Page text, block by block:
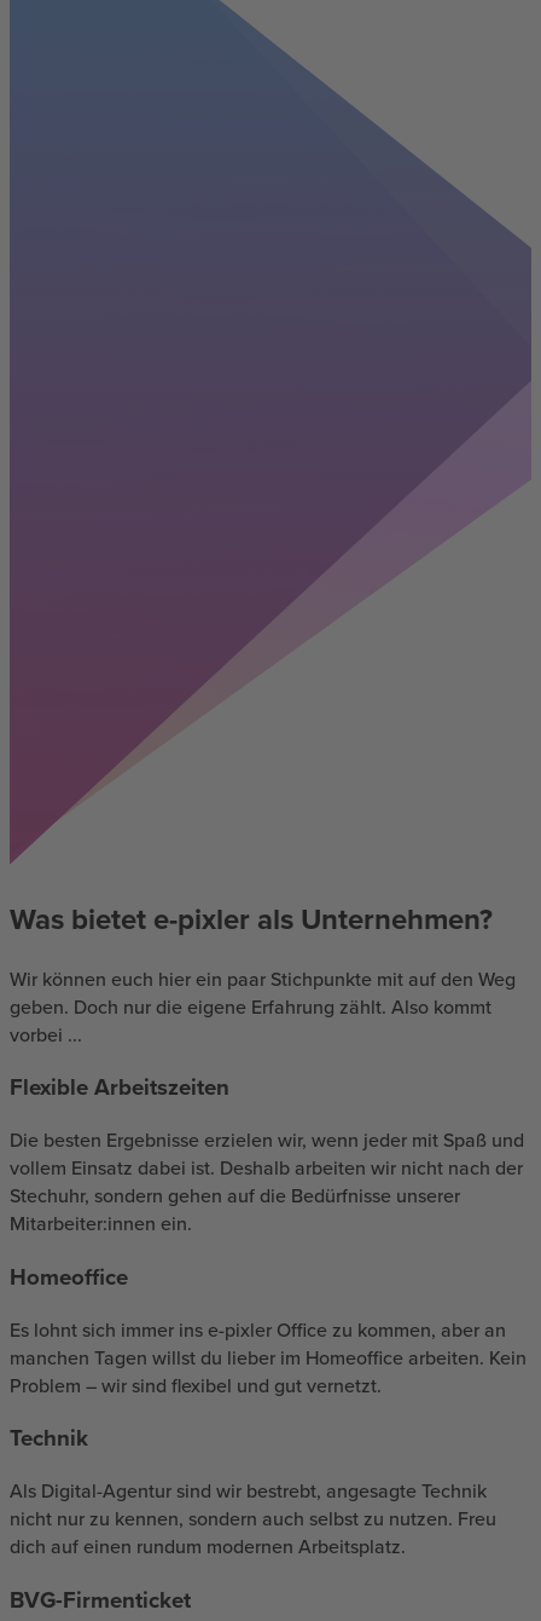
Was bietet e-pixler als Unternehmen?
Wir können euch hier ein paar Stichpunkte mit auf den Weg
geben. Doch nur die eigene Erfahrung zählt. Also kommt
vorbei ...
Flexible Arbeitszeiten
Die besten Ergebnisse erzielen wir, wenn jeder mit Spaß und
vollem Einsatz dabei ist. Deshalb arbeiten wir nicht nach der
Stechuhr, sondern gehen auf die Bedürfnisse unserer
Mitarbeiter:innen ein.
Homeoffice
Es lohnt sich immer ins e-pixler Office zu kommen, aber an
manchen Tagen willst du lieber im Homeoffice arbeiten. Kein
Problem – wir sind flexibel und gut vernetzt.
Technik
Als Digital-Agentur sind wir bestrebt, angesagte Technik
nicht nur zu kennen, sondern auch selbst zu nutzen. Freu
dich auf einen rundum modernen Arbeitsplatz.
BVG-Firmenticket